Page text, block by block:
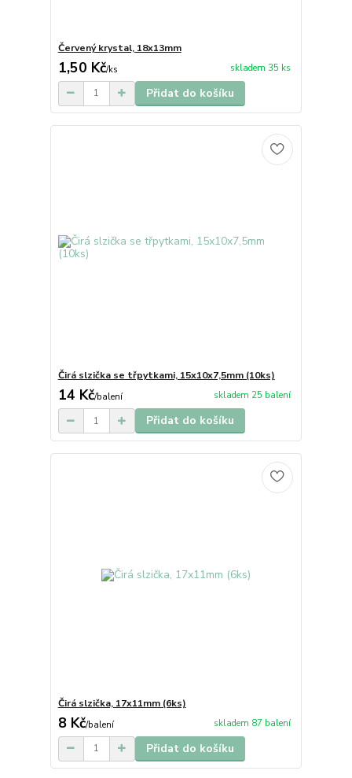
Červený krystal, 18x13mm
1,50 Kč/ks skladem 35 ks
Přidat do košíku
Čirá slzička se třpytkami, 15x10x7,5mm (10ks)
14 Kč/balení skladem 25 balení
Přidat do košíku
Čirá slzička, 17x11mm (6ks)
8 Kč/balení skladem 87 balení
Přidat do košíku